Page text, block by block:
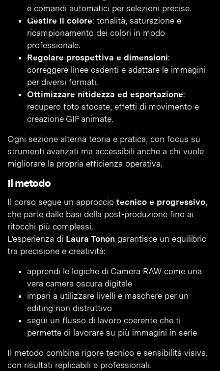
e comandi automatici per selezioni precise.
Gestire il colore: tonalità, saturazione e
ricampionamento dei colori in modo
professionale.
Regolare prospettiva e dimensioni:
correggere linee cadenti e adattare le immagini
per diversi formati.
Ottimizzare nitidezza ed esportazione:
recupero foto sfocate, effetti di movimento e
creazione GIF animate.
Ogni sezione alterna teoria e pratica, con focus su
strumenti avanzati ma accessibili anche a chi vuole
migliorare la propria efficienza operativa.
Il metodo
Il corso segue un approccio tecnico e progressivo,
che parte dalle basi della post-produzione fino ai
ritocchi più complessi.
L’esperienza di Laura Tonon garantisce un equilibrio
tra precisione e creatività:
apprendi le logiche di Camera RAW come una
vera camera oscura digitale
impari a utilizzare livelli e maschere per un
editing non distruttivo
segui un flusso di lavoro coerente che ti
permette di lavorare su più immagini in serie
Il metodo combina rigore tecnico e sensibilità visiva,
con risultati replicabili e professionali.